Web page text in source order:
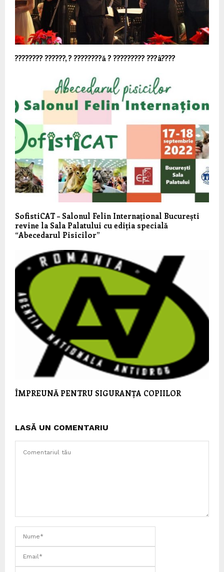
???????? ??????, ? ????????ă ? ????????? ???â????
SofistiCAT – Salonul Felin Internațional București
revine la Sala Palatului cu ediția specială
“Abecedarul Pisicilor”
ÎMPREUNĂ PENTRU SIGURANȚA COPIILOR
LASĂ UN COMENTARIU